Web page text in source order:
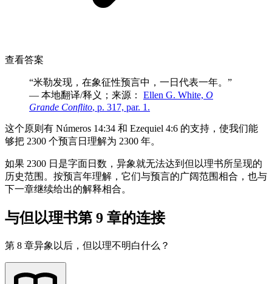
查看答案
“米勒发现，在象征性预言中，一日代表一年。”
— 本地翻译/释义；来源： Ellen G. White, O
Grande Conflito, p. 317, par. 1.
这个原则有 Números 14:34 和 Ezequiel 4:6 的支持，使我们能
够把 2300 个预言日理解为 2300 年。
如果 2300 日是字面日数，异象就无法达到但以理书所呈现的
历史范围。按预言年理解，它们与预言的广阔范围相合，也与
下一章继续给出的解释相合。
与但以理书第 9 章的连接
第 8 章异象以后，但以理不明白什么？